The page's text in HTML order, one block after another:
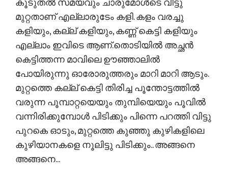
കൂടുതൽ സമയവും ചാരുമോൾടെ വീട്ടു
മുറ്റതാണ് എല്ലാരുടേം കളി. കളം വരച്ചു
കളിയും, കല്ല് കളിയും, കണ്ണ് കെട്ടി കളിയും
എല്ലാം ഇവിടെ ആണ്.തൊടിയിൽ അച്ഛൻ
കെട്ടിത്തന്ന മാവിലെ ഊഞ്ഞാലിൽ
പോയിരുന്നു ഓരോരുത്തരും മാറി മാറി ആടും.
മുറ്റത്തെ കല്ല് കെട്ടി തിരിച്ച പൂന്തോട്ടത്തിൽ
വരുന്ന പൂമ്പാറ്റയെയും തുമ്പിയെയും പൂവിൽ
വന്നിരിക്കുമ്പോൾ പിടിക്കും പിന്നെ പറത്തി വിട്ടു
പുറകെ ഓടും, മുറ്റത്തെ കുഞ്ഞു കുഴികളിലെ
കുഴിയാനകളെ നൂലിട്ടു പിടിക്കും.. അങ്ങനെ
അങ്ങനെ...